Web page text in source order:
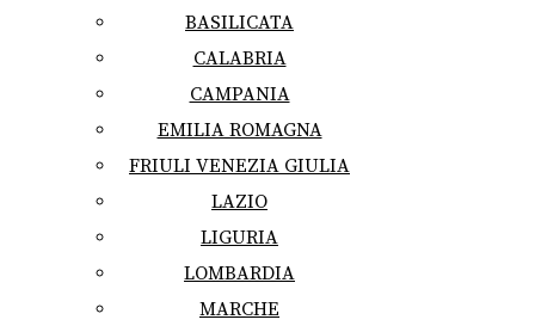
BASILICATA
CALABRIA
CAMPANIA
EMILIA ROMAGNA
FRIULI VENEZIA GIULIA
LAZIO
LIGURIA
LOMBARDIA
MARCHE